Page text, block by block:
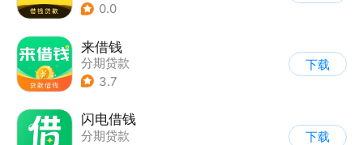
0.0
来借钱
分期贷款
3.7
下载
闪电借钱
分期贷款
下载